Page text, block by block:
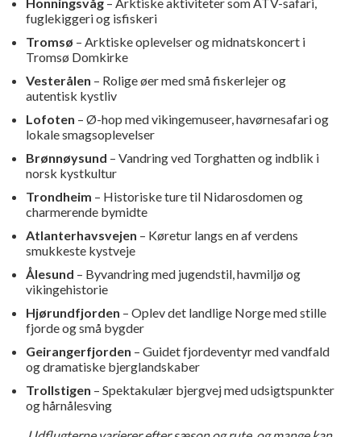
fuglekiggeri og isfiskeri
Tromsø – Arktiske oplevelser og midnatskoncert i
Tromsø Domkirke
Vesterålen – Rolige øer med små fiskerlejer og
autentisk kystliv
Lofoten – Ø-hop med vikingemuseer, havørnesafari og
lokale smagsoplevelser
Brønnøysund – Vandring ved Torghatten og indblik i
norsk kystkultur
Trondheim – Historiske ture til Nidarosdomen og
charmerende bymidte
Atlanterhavsvejen – Køretur langs en af verdens
smukkeste kystveje
Ålesund – Byvandring med jugendstil, havmiljø og
vikingehistorie
Hjørundfjorden – Oplev det landlige Norge med stille
fjorde og små bygder
Geirangerfjorden – Guidet fjordeventyr med vandfald
og dramatiske bjerglandskaber
Trollstigen – Spektakulær bjergvej med udsigtspunkter
og hårnålesving